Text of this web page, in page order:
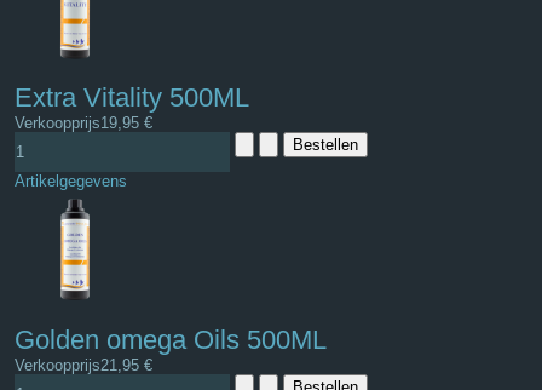
Extra Vitality 500ML
Verkoopprijs19,95 €
Artikelgegevens
Golden omega Oils 500ML
Verkoopprijs21,95 €